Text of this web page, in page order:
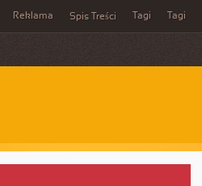
Reklama Spis Treści Tagi Tagi